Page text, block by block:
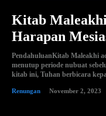
Kitab
Harapan
PendahuluanKitab Maleakhi
menutup periode nubuat
kitab ini, Tuhan berbicara
Renungan November 2, 2023